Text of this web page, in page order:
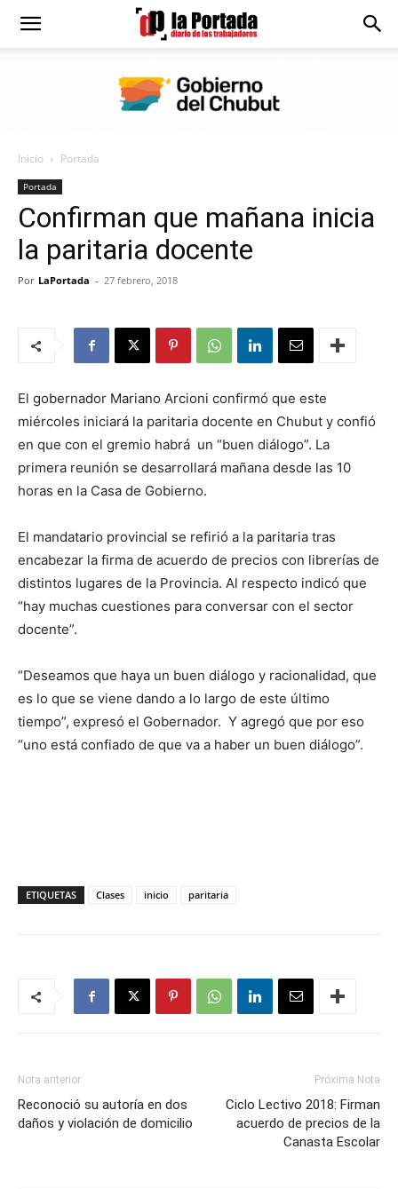
Diario
Portada
Inicio Portada
Portada
Confirman que mañana inicia
la paritaria docente
Por LaPortada - 27 febrero, 2018
El gobernador Mariano Arcioni confirmó que este
miércoles iniciará la paritaria docente en Chubut y confió
en que con el gremio habrá un “buen diálogo”. La
primera reunión se desarrollará mañana desde las 10
horas en la Casa de Gobierno.
El mandatario provincial se refirió a la paritaria tras
encabezar la firma de acuerdo de precios con librerías de
distintos lugares de la Provincia. Al respecto indicó que
“hay muchas cuestiones para conversar con el sector
docente”.
“Deseamos que haya un buen diálogo y racionalidad, que
es lo que se viene dando a lo largo de este último
tiempo”, expresó el Gobernador. Y agregó que por eso
“uno está confiado de que va a haber un buen diálogo”.
ETIQUETAS Clases inicio paritaria
Nota anterior
Reconoció su autoría en dos
daños y violación de domicilio
Próxima Nota
Ciclo Lectivo 2018: Firman
acuerdo de precios de la
Canasta Escolar